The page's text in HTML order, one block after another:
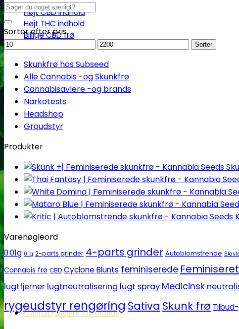
Højt CBD indhold
Højt THC indhold
Billige CBD frø
Cannabisavlere -og brands
Søg
efter:
Sorter efter pris
Mindstepris
Maks.
Sorter
Skunkfrø hos Subseed
Alle Cannabis -og Skunkfrø
Cannabisavlere -og brands
Narkotests
Headshop
Groudstyr
Produkter
Varenøgleord
0.01g 0.1g 2-parts grinder 4-parts grinder Autoblomstrende
Cannabis frø CBD Cyclone Blunts feminiserede
lugtfjerner lugtneutralisering lugt spray Medicinsk
rygeudstyr rengøring Sativa Skunk frø